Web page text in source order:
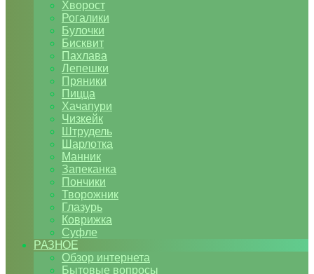
Хворост
Рогалики
Булочки
Бисквит
Пахлава
Лепешки
Пряники
Пицца
Хачапури
Чизкейк
Штрудель
Шарлотка
Манник
Запеканка
Пончики
Творожник
Глазурь
Коврижка
Суфле
РАЗНОЕ
Обзор интернета
Бытовые вопросы